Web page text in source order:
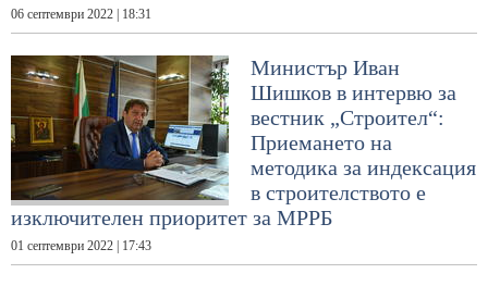
06 септември 2022 | 18:31
Министър Иван
Шишков в интервю за
вестник „Строител“:
Приемането на
методика за индексация
в строителството е
изключителен приоритет за МРРБ
01 септември 2022 | 17:43